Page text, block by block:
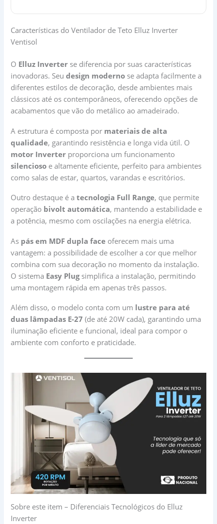
Características do Ventilador de Teto Elluz Inverter
Ventisol
O Elluz Inverter se diferencia por suas características
inovadoras. Seudesign moderno se adapta facilmente a
diferentes estilos de decoração, desde ambientes mais
clássicos até os contemporâneos, oferecendo opções de
acabamentos que vão do metálico ao amadeirado.
A estrutura é composta por materiais de alta
qualidade, garantindo resistência e longa vida útil. O
motor Inverter proporciona um funcionamento
silencioso e altamente eficiente, perfeito para ambientes
como salas de estar, quartos, varandas e escritórios.
Outro destaque é atecnologia Full Range, que permite
operação bivolt automática, mantendo a estabilidade e
a potência, mesmo com oscilações na energia elétrica.
As pás em MDF dupla face oferecem mais uma
vantagem: a possibilidade de escolher a cor que melhor
combina com sua decoração no momento da instalação.
O sistema Easy Plugsimplifica a instalação, permitindo
uma montagem rápida em apenas três passos.
Além disso, o modelo conta com um lustre para até
duas lâmpadas E-27 (de até 20W cada), garantindo uma
iluminação eficiente e funcional, ideal para compor o
ambiente com conforto e praticidade.
Sobre este item – Diferenciais Tecnológicos do Elluz
Inverter